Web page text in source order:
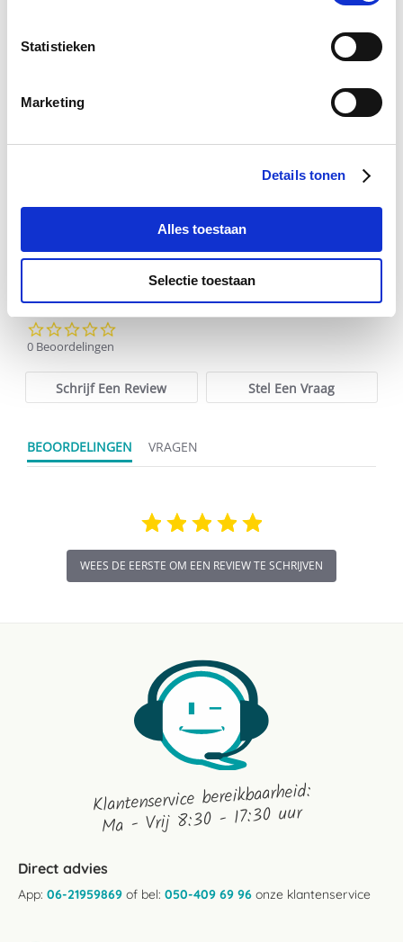
Statistieken
Marketing
Details tonen
Alles toestaan
Selectie toestaan
Voeg toe aan winkeltas
Mix
0 Beoordelingen
Schrijf Een Review Stel Een Vraag
BEOORDELINGEN VRAGEN
WEES DE EERSTE OM EEN REVIEW TE SCHRIJVEN
Klantenservice bereikbaarheid:
Ma - Vrij 8:30 - 17:30 uur
Direct advies
App: 06-21959869 of bel: 050-409 69 96 onze klantenservice